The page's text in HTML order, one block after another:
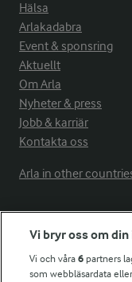
Hälsa
Arlakadabra
Event & sponsring
Aktuellt
Om Arla
Nyheter & press
Jobb & karriär
Kontakta oss
Arla in other
Fler Arlasajter
För ägare
Vi bryr oss om
Vi och våra6 partners
som webbläsardata